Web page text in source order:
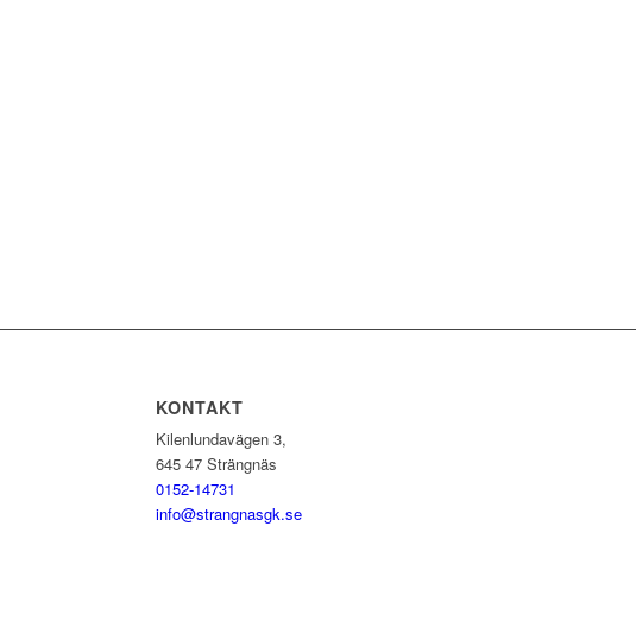
KONTAKT
Kilenlundavägen 3,
645 47 Strängnäs
0152-14731
info@strangnasgk.se